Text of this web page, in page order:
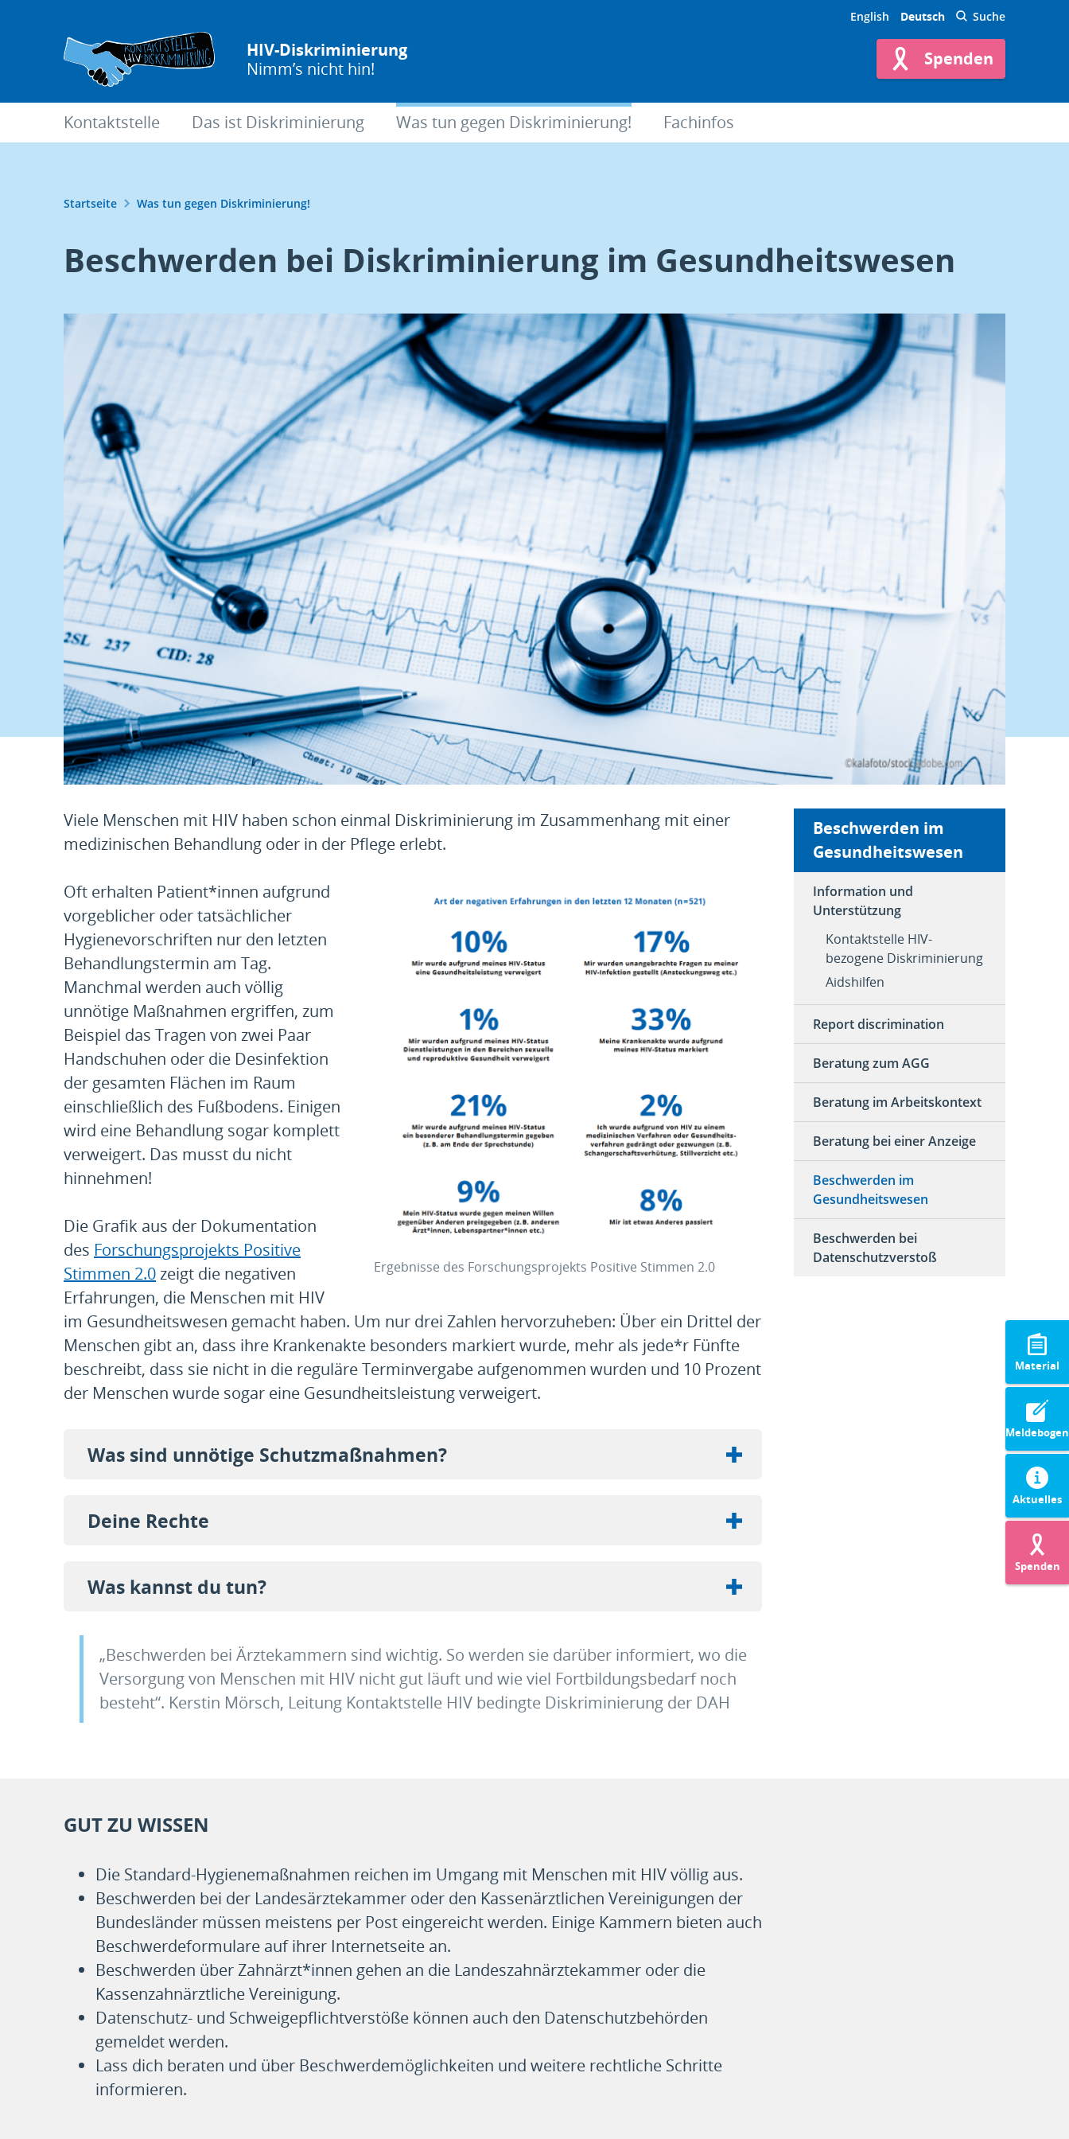
English Deutsch Suche
HIV-Diskriminierung
Nimm’s nicht hin!
Spenden
Hauptnavigation
Kontaktstelle Das ist Diskriminierung Was tun gegen Diskriminierung! Fachinfos
Pfadnavigation
Startseite Was tun gegen Diskriminierung!
Beschwerden bei Diskriminierung im Gesundheitswesen
Viele Menschen mit HIV haben schon einmal Diskriminierung im Zusammenhang mit einer
medizinischen Behandlung oder in der Pflege erlebt.
Ergebnisse des Forschungsprojekts Positive Stimmen 2.0
Oft erhalten Patient*innen aufgrund
vorgeblicher oder tatsächlicher
Hygienevorschriften nur den letzten
Behandlungstermin am Tag.
Manchmal werden auch völlig
unnötige Maßnahmen ergriffen, zum
Beispiel das Tragen von zwei Paar
Handschuhen oder die Desinfektion
der gesamten Flächen im Raum
einschließlich des Fußbodens. Einigen
wird eine Behandlung sogar komplett
verweigert. Das musst du nicht
hinnehmen!
Die Grafik aus der Dokumentation
des Forschungsprojekts Positive
Stimmen 2.0zeigt die negativen
Erfahrungen, die Menschen mit HIV
im Gesundheitswesen gemacht haben. Um nur drei Zahlen hervorzuheben: Über ein Drittel der
Menschen gibt an, dass ihre Krankenakte besonders markiert wurde, mehr als jede*r Fünfte
beschreibt, dass sie nicht in die reguläre Terminvergabe aufgenommen wurden und 10 Prozent
der Menschen wurde sogar eine Gesundheitsleistung verweigert.
Was sind unnötige Schutzmaßnahmen?
Deine Rechte
Was kannst du tun?
„Beschwerden bei Ärztekammern sind wichtig. So werden sie darüber informiert, wo die
Versorgung von Menschen mit HIV nicht gut läuft und wie viel Fortbildungsbedarf noch
besteht“. Kerstin Mörsch, Leitung Kontaktstelle HIV bedingte Diskriminierung der DAH
GUT ZU WISSEN
Die Standard-Hygienemaßnahmen reichen im Umgang mit Menschen mit HIV völlig aus.
Beschwerden bei der Landesärztekammer oder den Kassenärztlichen Vereinigungen der
Bundesländer müssen meistens per Post eingereicht werden. Einige Kammern bieten auch
Beschwerdeformulare auf ihrer Internetseite an.
Beschwerden über Zahnärzt*innen gehen an die Landeszahnärztekammer oder die
Kassenzahnärztliche Vereinigung.
Datenschutz- und Schweigepflichtverstöße können auch den Datenschutzbehörden
gemeldet werden.
Lass dich beraten und über Beschwerdemöglichkeiten und weitere rechtliche Schritte
informieren.
Beschwerden im
Gesundheitswesen
Information und
Unterstützung
Kontaktstelle HIV-
bezogene Diskriminierung
Aidshilfen
Report discrimination
Beratung zum AGG
Beratung im Arbeitskontext
Beratung bei einer Anzeige
Beschwerden im
Gesundheitswesen
Beschwerden bei
Datenschutzverstoß
Material
Meldebogen
Aktuelles
Spenden